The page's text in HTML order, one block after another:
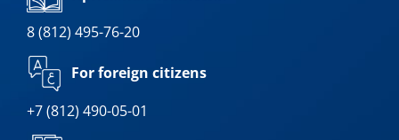
8 (812) 495-76-20
For foreign citizens
+7 (812) 490-05-01